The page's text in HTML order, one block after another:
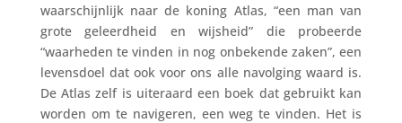
waarschijnlijk naar de koning Atlas, “een man van
grote geleerdheid en wijsheid” die probeerde
“waarheden te vinden in nog onbekende zaken”, een
levensdoel dat ook voor ons alle navolging waard is.
De Atlas zelf is uiteraard een boek dat gebruikt kan
worden om te navigeren, een weg te vinden. Het is